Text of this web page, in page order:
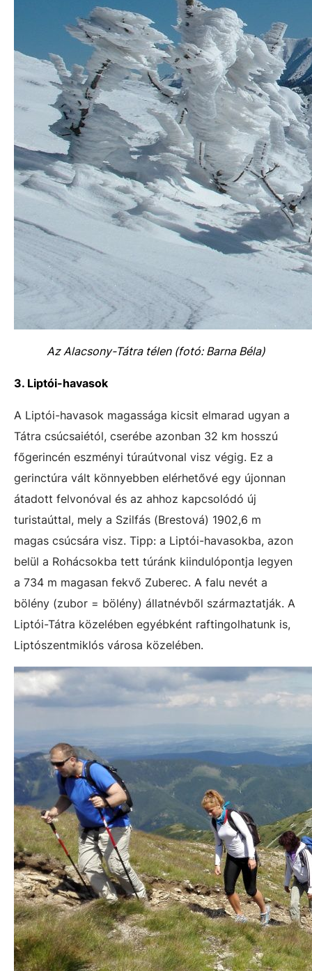
Az Alacsony-Tátra télen (fotó: Barna Béla)
3. Liptói-havasok
A Liptói-havasok magassága kicsit elmarad ugyan a
Tátra csúcsaiétól, cserébe azonban 32 km hosszú
főgerincén eszményi túraútvonal visz végig. Ez a
gerinctúra vált könnyebben elérhetővé egy újonnan
átadott felvonóval és az ahhoz kapcsolódó új
turistaúttal, mely a Szilfás (Brestová) 1902,6 m
magas csúcsára visz. Tipp: a Liptói-havasokba, azon
belül a Rohácsokba tett túránk kiindulópontja legyen
a 734 m magasan fekvő Zuberec. A falu nevét a
bölény (zubor = bölény) állatnévből származtatják. A
Liptói-Tátra közelében egyébként raftingolhatunk is,
Liptószentmiklós városa közelében.